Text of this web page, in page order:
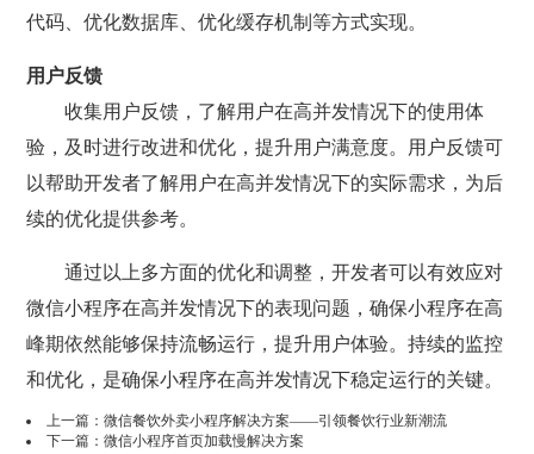
代码、优化数据库、优化缓存机制等方式实现。
用户反馈
收集用户反馈，了解用户在高并发情况下的使用体
验，及时进行改进和优化，提升用户满意度。用户反馈可
以帮助开发者了解用户在高并发情况下的实际需求，为后
续的优化提供参考。
通过以上多方面的优化和调整，开发者可以有效应对
微信小程序在高并发情况下的表现问题，确保小程序在高
峰期依然能够保持流畅运行，提升用户体验。持续的监控
和优化，是确保小程序在高并发情况下稳定运行的关键。
上一篇：微信餐饮外卖小程序解决方案——引领餐饮行业新潮流
下一篇：微信小程序首页加载慢解决方案